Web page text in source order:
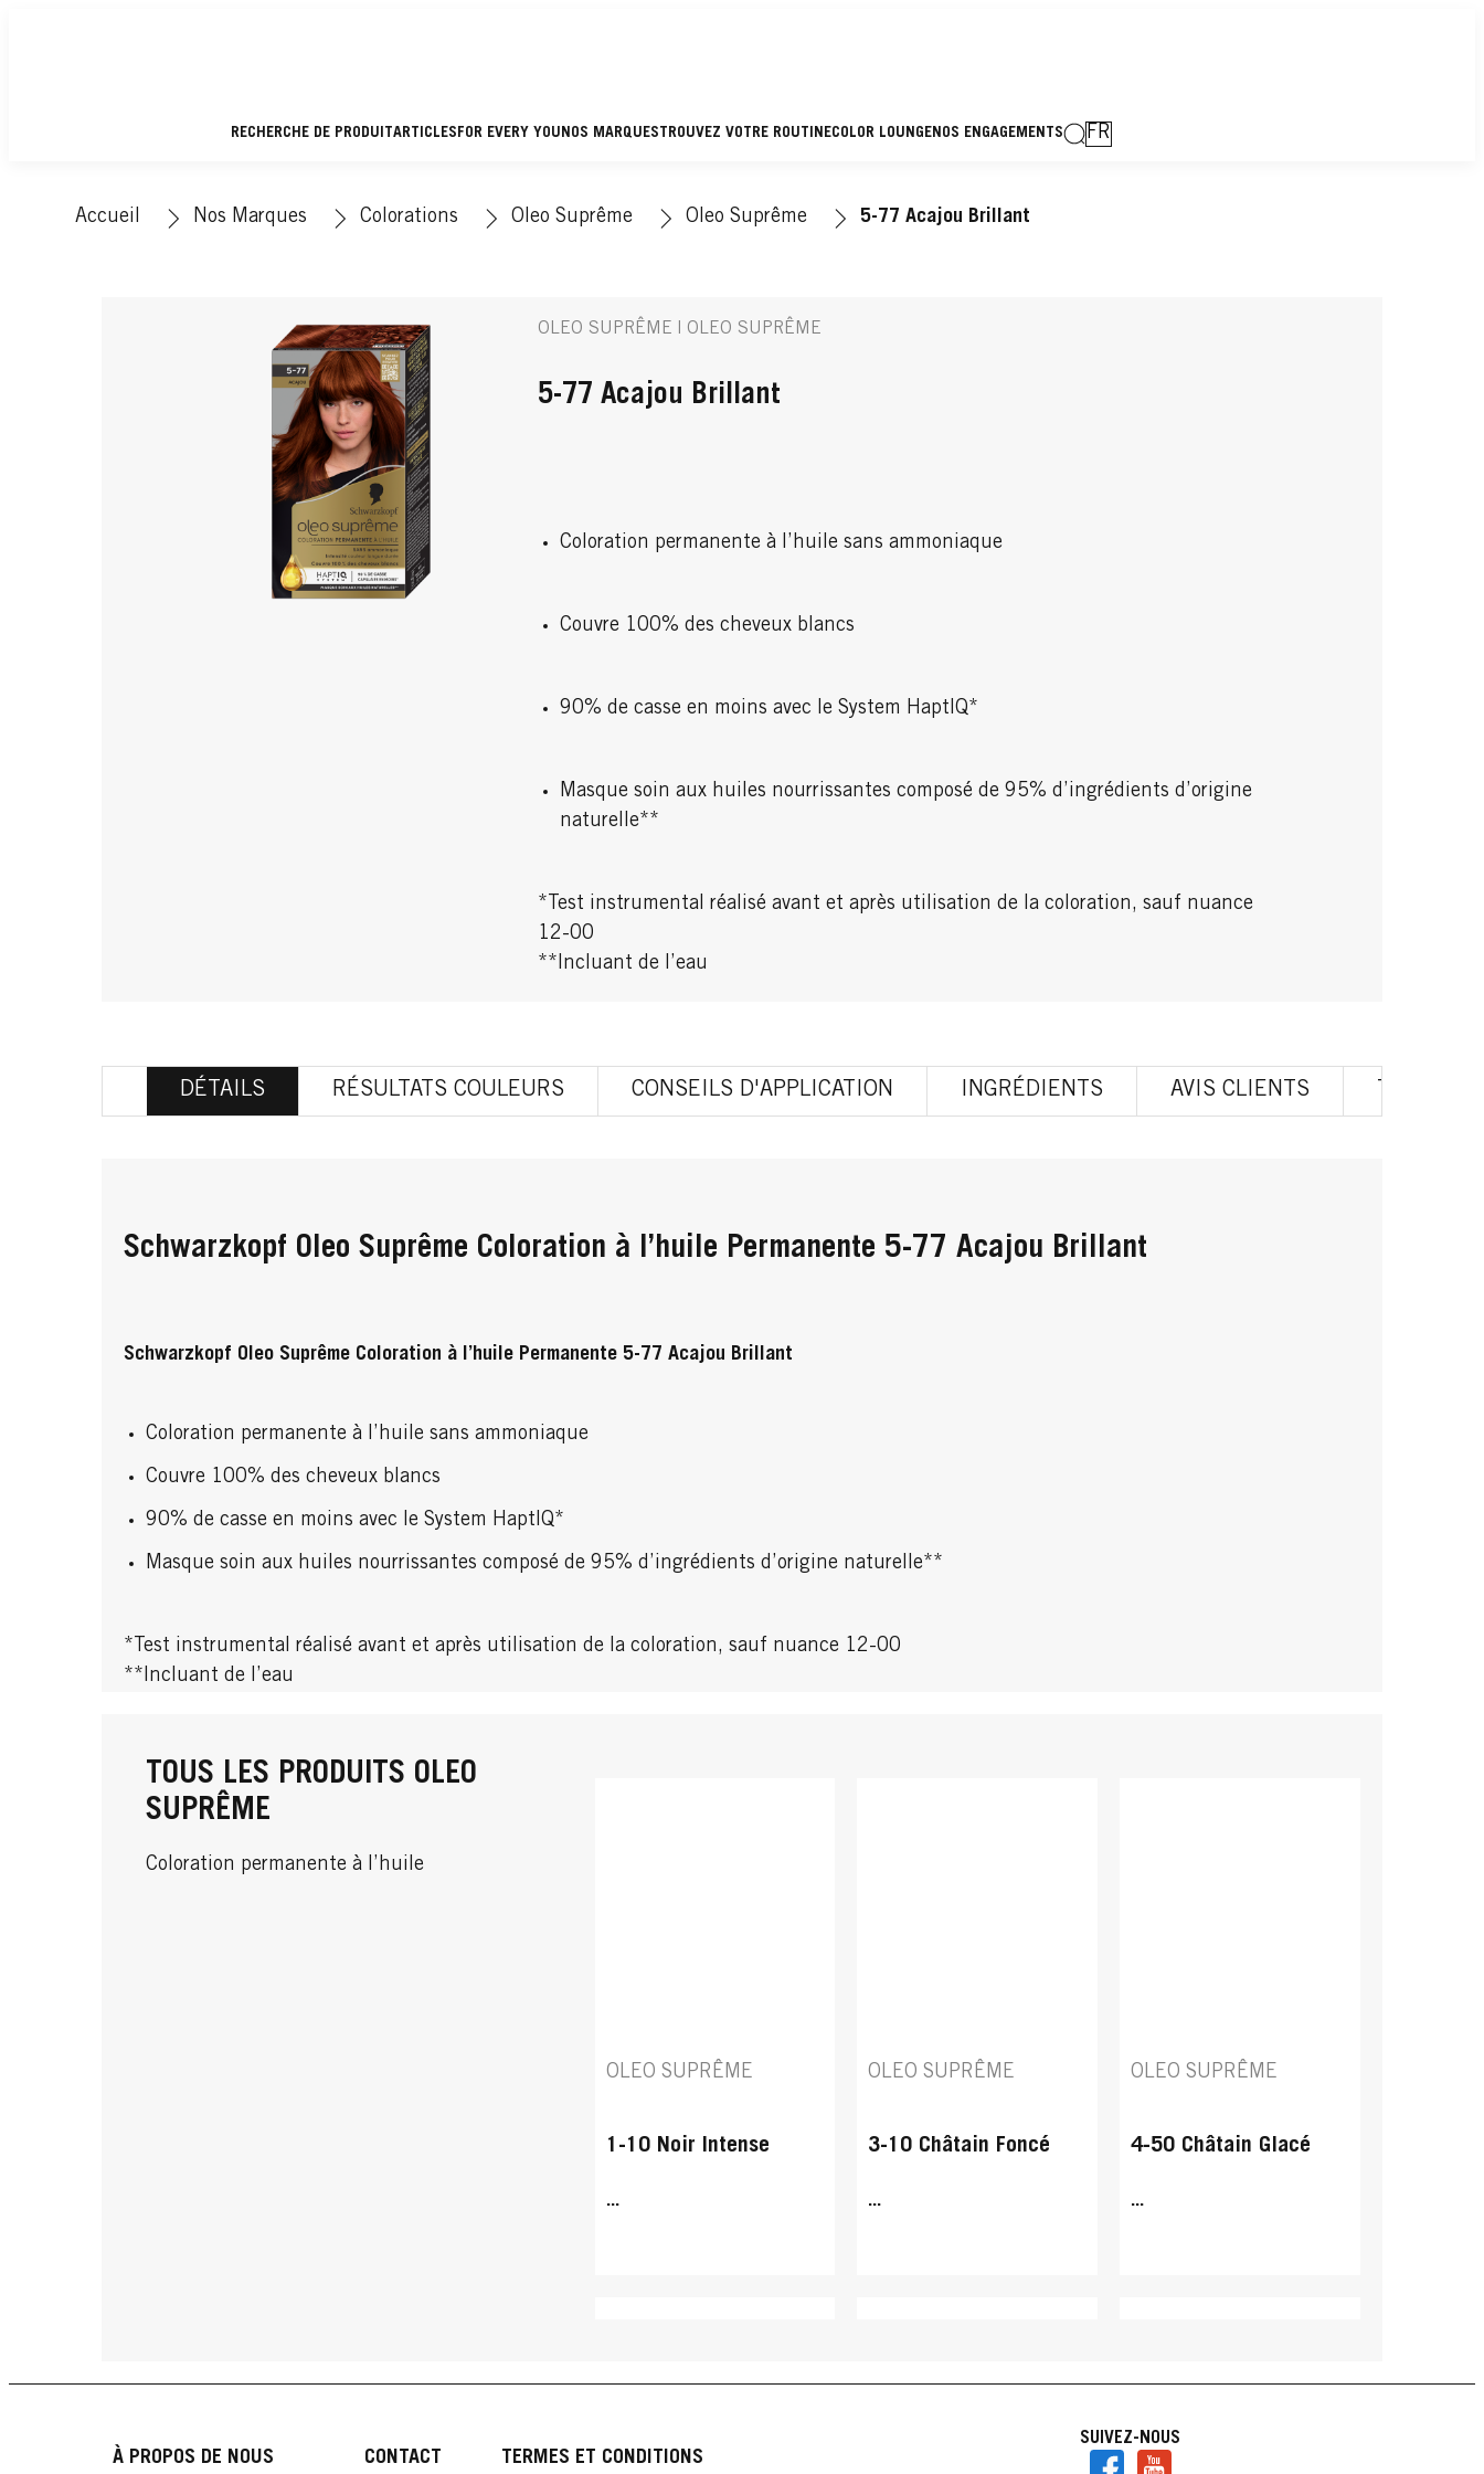
RECHERCHE DE PRODUIT ARTICLESFOR EVERY YOUNOS MARQUES TROUVEZ VOTRE ROUTINECOLOR LOUNGENOS ENGAGEMENTS FR
Accueil Nos Marques Colorations Oleo Suprême Oleo Suprême 5-77 Acajou Brillant
OLEO SUPRÊME | OLEO SUPRÊME
5-77 Acajou Brillant
Coloration permanente à l’huile sans ammoniaque
Couvre 100% des cheveux blancs
90% de casse en moins avec le System HaptIQ*
Masque soin aux huiles nourrissantes composé de 95% d’ingrédients d’origine
naturelle**
*Test instrumental réalisé avant et après utilisation de la coloration, sauf nuance
12-00
**Incluant de l’eau
DÉTAILS RÉSULTATS COULEURS CONSEILS D'APPLICATION INGRÉDIENTS AVIS CLIENTS
Schwarzkopf Oleo Suprême Coloration à l’huile Permanente 5-77 Acajou Brillant
Schwarzkopf Oleo Suprême Coloration à l’huile Permanente 5-77 Acajou Brillant
Coloration permanente à l’huile sans ammoniaque
Couvre 100% des cheveux blancs
90% de casse en moins avec le System HaptIQ*
Masque soin aux huiles nourrissantes composé de 95% d’ingrédients d’origine naturelle**
*Test instrumental réalisé avant et après utilisation de la coloration, sauf nuance 12-00
**Incluant de l’eau
TOUS LES PRODUITS OLEO
SUPRÊME
Coloration permanente à l’huile
OLEO SUPRÊME
1-10 Noir Intense
...
OLEO SUPRÊME
3-10 Châtain Foncé
...
OLEO SUPRÊME
4-50 Châtain Glacé
...
À PROPOS DE NOUS CONTACT TERMES ET CONDITIONS
SUIVEZ-NOUS